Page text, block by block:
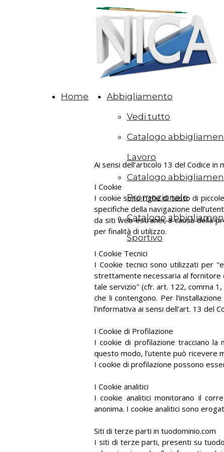
Home
Abbigliamento
Vedi tutto
Catalogo
Lavoro
Catalogo
Promozionale
Catalogo
Sportivo
Ai sensi dell’articolo 13 del Codice
I Cookie
I cookie sono righe di testo di
specifiche della navigazione
da siti web estranei, a causa della
per finalità di utilizzo.
I Cookie Tecnici
I Cookie tecnici sono utilizzati per
strettamente necessaria al fornitore
tale servizio" (cfr. art. 122, comma
che li contengono. Per
l’informativa ai sensi dell’art. 13 del
I Cookie di Profilazione
I cookie di profilazione tracciano la
questo modo, l’utente può ricevere
I cookie di profilazione possono
I Cookie analitici
I cookie analitici monitorano il
anonima. I cookie analitici sono
Siti di terze parti in tuodominio.com
I siti di terze parti, presenti su